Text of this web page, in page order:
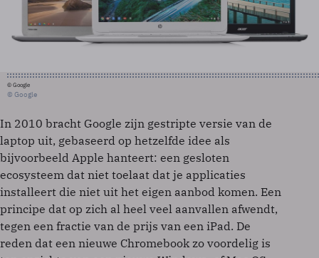
© Google
© Google
In 2010 bracht Google zijn gestripte versie van de
laptop uit, gebaseerd op hetzelfde idee als
bijvoorbeeld Apple hanteert: een gesloten
ecosysteem dat niet toelaat dat je applicaties
installeert die niet uit het eigen aanbod komen. Een
principe dat op zich al heel veel aanvallen afwendt,
tegen een fractie van de prijs van een iPad. De
reden dat een nieuwe Chromebook zo voordelig is